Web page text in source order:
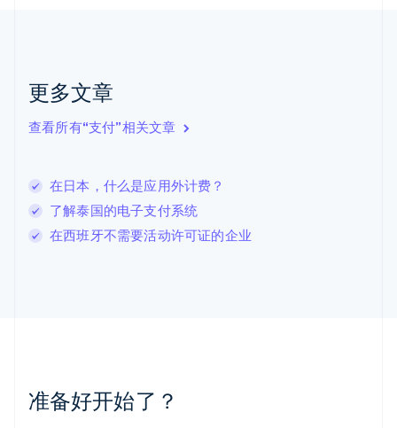
更多文章
查看所有“支付”相关文章
在日本，什么是应用外计费？
了解泰国的电子支付系统
在西班牙不需要活动许可证的企业
准备好开始了？
English
English
卢森堡
罗马尼亚
English
挪威